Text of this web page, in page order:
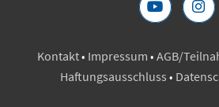
Kontakt• Impressum • AGB/
Haftungsausschluss •